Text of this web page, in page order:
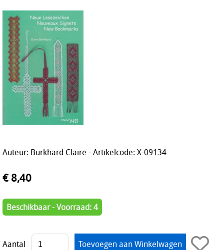
Auteur: Burkhard Claire - Artikelcode: X-09134
€ 8,40
Beschikbaar - Voorraad: 4
Aantal